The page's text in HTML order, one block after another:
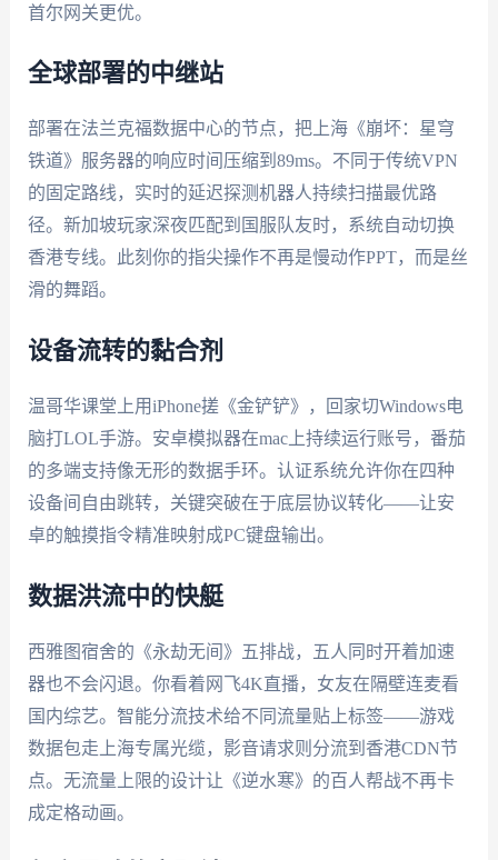
首尔网关更优。
全球部署的中继站
部署在法兰克福数据中心的节点，把上海《崩坏：星穹
铁道》服务器的响应时间压缩到89ms。不同于传统VPN
的固定路线，实时的延迟探测机器人持续扫描最优路
径。新加坡玩家深夜匹配到国服队友时，系统自动切换
香港专线。此刻你的指尖操作不再是慢动作PPT，而是丝
滑的舞蹈。
设备流转的黏合剂
温哥华课堂上用iPhone搓《金铲铲》，回家切Windows电
脑打LOL手游。安卓模拟器在mac上持续运行账号，番茄
的多端支持像无形的数据手环。认证系统允许你在四种
设备间自由跳转，关键突破在于底层协议转化——让安
卓的触摸指令精准映射成PC键盘输出。
数据洪流中的快艇
西雅图宿舍的《永劫无间》五排战，五人同时开着加速
器也不会闪退。你看着网飞4K直播，女友在隔壁连麦看
国内综艺。智能分流技术给不同流量贴上标签——游戏
数据包走上海专属光缆，影音请求则分流到香港CDN节
点。无流量上限的设计让《逆水寒》的百人帮战不再卡
成定格动画。